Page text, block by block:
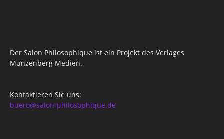
Der Salon Philosophique ist ein Projekt des Verlages
Münzenberg Medien.
Kontaktieren Sie uns:
buero@salon-philosophique.de